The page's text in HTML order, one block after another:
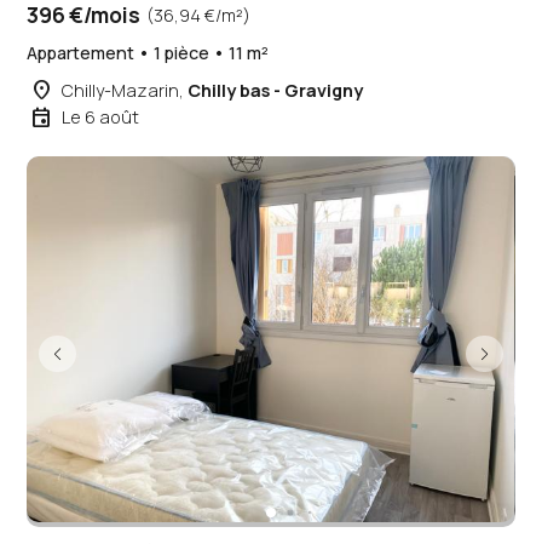
396 €/mois (36,94 €/m²)
Appartement • 1 pièce • 11 m²
place Chilly-Mazarin, Chilly bas - Gravigny
event Le 6 août